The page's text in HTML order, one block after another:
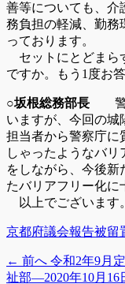
善等についても、介
務負担の軽減、勤務
っております。
セットにとどまら
ですか。もう1度お
○坂根総務部長 警
いますが、今回の城
担当者から警察庁に
しゃったようなバ
をしながら、今後新
たバリアフリー化に
以上でございます。
カ
ゴ
リ
京都府議会報告タ
被留
投
← 前へ 前
の
令和2年9月
祉部―2020年10月16